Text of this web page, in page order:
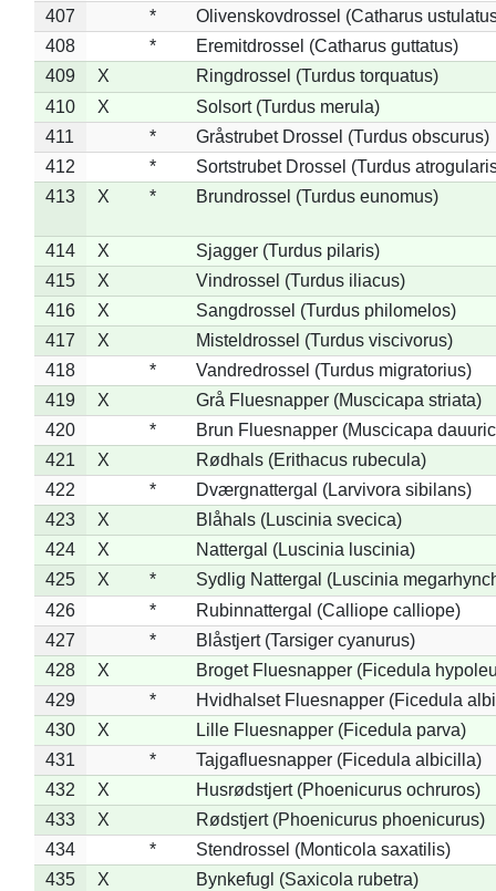
407
*
Olivenskovdrossel (Catharus
408
*
Eremitdrossel (Catharus guttatus)
409
X
Ringdrossel (Turdus torquatus)
410
X
Solsort (Turdus merula)
411
*
Gråstrubet Drossel (Turdus obscurus)
412
*
Sortstrubet Drossel (Turdus
413
X * Brundrossel (Turdus eunomus)
414 X
Sjagger (Turdus pilaris)
415
X
Vindrossel (Turdus iliacus)
416
X
Sangdrossel (Turdus philomelos)
417
X
Misteldrossel (Turdus viscivorus)
418
*
Vandredrossel (Turdus migratorius)
419
X
Grå Fluesnapper (Muscicapa striata)
420
*
Brun Fluesnapper (Muscicapa
421
X
Rødhals (Erithacus rubecula)
422
*
Dværgnattergal (Larvivora sibilans)
423
X
Blåhals (Luscinia svecica)
424
X
Nattergal (Luscinia luscinia)
425
X *
Sydlig Nattergal (Luscinia
426
*
Rubinnattergal (Calliope calliope)
427
*
Blåstjert (Tarsiger cyanurus)
428
X
Broget Fluesnapper (Ficedula
429
*
Hvidhalset Fluesnapper (Ficedula
430
X
Lille Fluesnapper (Ficedula parva)
431
*
Tajgafluesnapper (Ficedula albicilla)
432
X
Husrødstjert (Phoenicurus ochruros)
433
X
Rødstjert (Phoenicurus phoenicurus)
434
*
Stendrossel (Monticola saxatilis)
435
X
Bynkefugl (Saxicola rubetra)